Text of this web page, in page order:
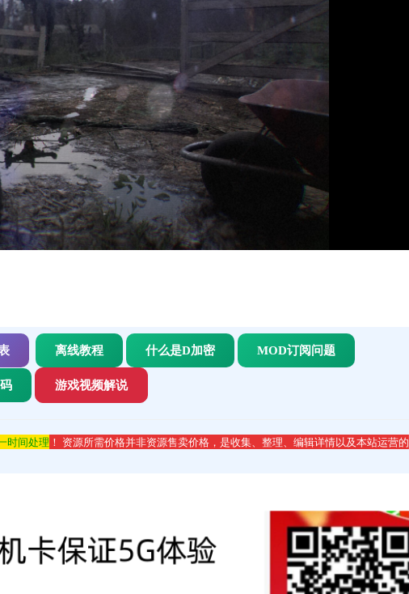
离线教程 什么是D加密 MOD订阅问题
游戏视频解说
时间处理 ！ 资源所需价格并非资源售卖价格，是收集、整理、编辑详情以及本站运营的